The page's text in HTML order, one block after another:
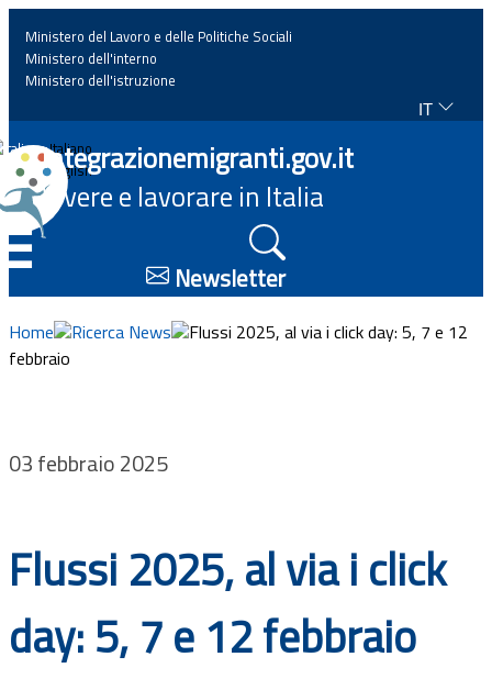
Home
News
Approfondimenti
Eventi
Progetti
Bandi
Guide
Ministero del Lavoro e delle Politiche Sociali
Ministero dell'interno
Ministero dell'istruzione
IT
Italiano
English
Integrazionemigranti.gov.it
Vivere e lavorare in Italia
Newsletter
Home Ricerca News
Flussi 2025, al via i click day: 5, 7 e 12
febbraio
03 febbraio 2025
Flussi 2025, al via i click
day: 5, 7 e 12 febbraio